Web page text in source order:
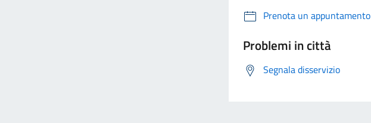
Prenota un appuntamento
Problemi in città
Segnala disservizio